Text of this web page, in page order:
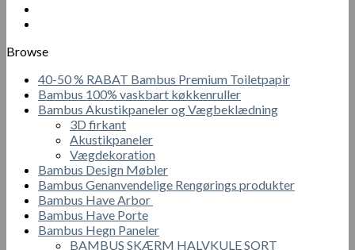
vare
varianter.
kan
vælges
varesiden
Browse
40-50 % RABAT Bambus Premium Toiletpapir
Bambus 100% vaskbart køkkenruller
Bambus Akustikpaneler og Vægbeklædning
3D firkant
Akustikpaneler
Vægdekoration
Bambus Design Møbler
Bambus Genanvendelige Rengørings produkter
Bambus Have Arbor
Bambus Have Porte
Bambus Hegn Paneler
BAMBUS SKÆRM HALVKULE SORT